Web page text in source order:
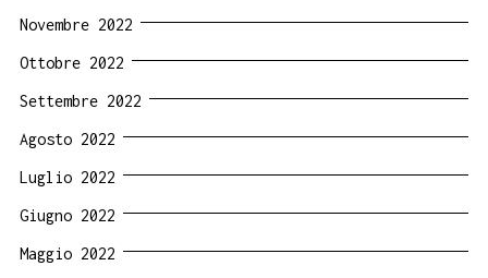
Novembre 2022
Ottobre 2022
Settembre 2022
Agosto 2022
Luglio 2022
Giugno 2022
Maggio 2022